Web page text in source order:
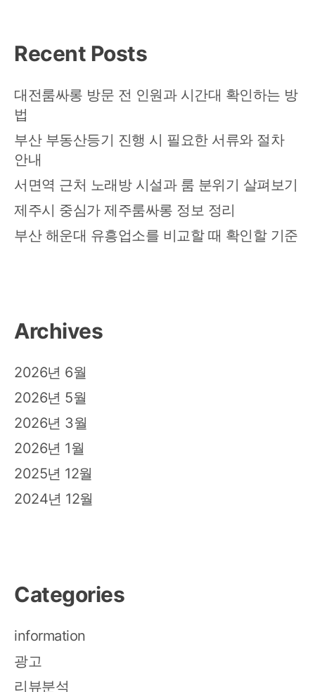
들
Recent Posts
대전룸싸롱 방문 전 인원과 시간대 확인하는 방
법
부산 부동산등기 진행 시 필요한 서류와 절차
안내
서면역 근처 노래방 시설과 룸 분위기 살펴보기
제주시 중심가 제주룸싸롱 정보 정리
부산 해운대 유흥업소를 비교할 때 확인할 기준
Archives
2026년 6월
2026년 5월
2026년 3월
2026년 1월
2025년 12월
2024년 12월
Categories
information
광고
리뷰분석